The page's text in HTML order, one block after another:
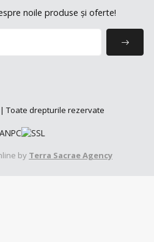
noile produse și oferte!
Toate drepturile rezervate
by Terra Sacrae Agency